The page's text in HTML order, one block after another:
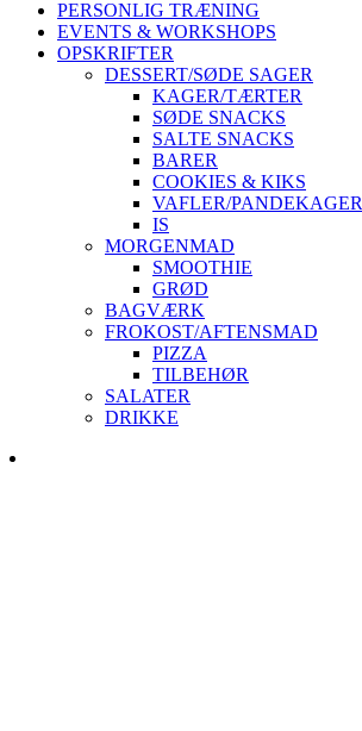
PERSONLIG TRÆNING
EVENTS & WORKSHOPS
OPSKRIFTER
DESSERT/SØDE SAGER
KAGER/TÆRTER
SØDE SNACKS
SALTE SNACKS
BARER
COOKIES & KIKS
VAFLER/PANDEKAGER
IS
MORGENMAD
SMOOTHIE
GRØD
BAGVÆRK
FROKOST/AFTENSMAD
PIZZA
TILBEHØR
SALATER
DRIKKE
Skip